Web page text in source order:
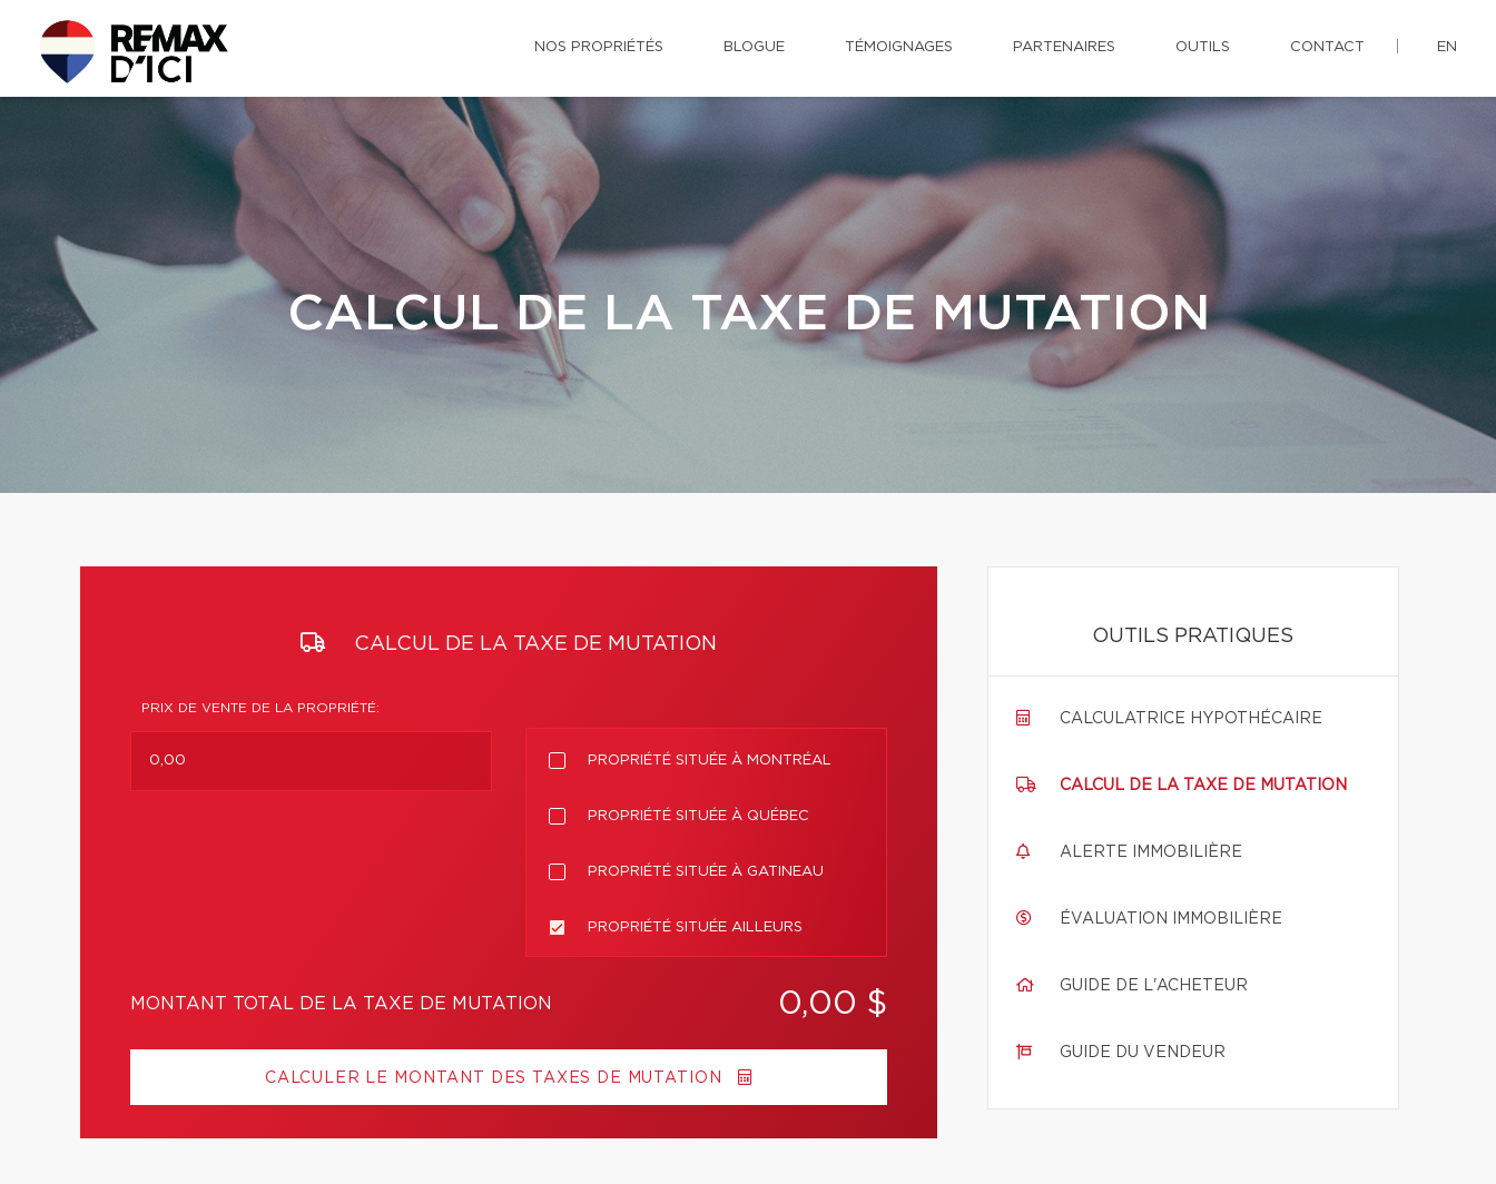
NOS PROPRIÉTÉS BLOGUE TÉMOIGNAGES PARTENAIRES OUTILS CONTACT EN
CALCUL DE LA TAXE DE MUTATION
CALCUL DE LA TAXE DE MUTATION
PRIX DE VENTE DE LA PROPRIÉTÉ:
PROPRIÉTÉ SITUÉE À MONTRÉAL
PROPRIÉTÉ SITUÉE À QUÉBEC
PROPRIÉTÉ SITUÉE À GATINEAU
PROPRIÉTÉ SITUÉE AILLEURS
MONTANT TOTAL DE LA TAXE DE MUTATION 0,00 $
CALCULER LE MONTANT DES TAXES DE MUTATION
OUTILS PRATIQUES
CALCULATRICE HYPOTHÉCAIRE
CALCUL DE LA TAXE DE MUTATION
ALERTE IMMOBILIÈRE
ÉVALUATION IMMOBILIÈRE
GUIDE DE L'ACHETEUR
GUIDE DU VENDEUR